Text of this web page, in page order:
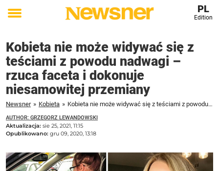
Toggle
PL
Edition
Kobieta nie może widywać się z
teściami z powodu nadwagi –
rzuca faceta i dokonuje
niesamowitej przemiany
Newsner » Kobieta » Kobieta nie może widywać się z teściami z powodu nadwagi - rzuca faceta i dokonuje niesamowitej przemiany
AUTHOR: GRZEGORZ LEWANDOWSKI
Aktualizacja: sie 25, 2021, 11:15
Opublikowano: gru 09, 2020, 13:18